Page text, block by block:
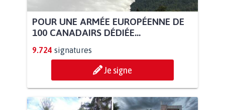
POUR UNE ARMÉE EUROPÉENNE DE
100 CANADAIRS DÉDIÉE...
9.724 signatures
Je signe